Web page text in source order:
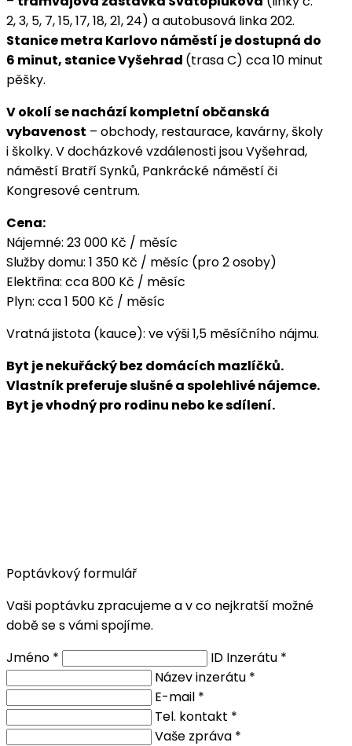
2, 3, 5, 7, 15, 17, 18, 21, 24) a autobusová linka 202.
Stanice metra Karlovo náměstí je dostupná do
6 minut, stanice Vyšehrad (trasa C) cca 10 minut
pěšky.
V okolí se nachází kompletní občanská
vybavenost – obchody, restaurace, kavárny, školy
i školky. V docházkové vzdálenosti jsou Vyšehrad,
náměstí Bratří Synků, Pankrácké náměstí či
Kongresové centrum.
Cena:
Nájemné: 23 000 Kč / měsíc
Služby domu: 1 350 Kč / měsíc (pro 2 osoby)
Elektřina: cca 800 Kč / měsíc
Plyn: cca 1 500 Kč / měsíc
Vratná jistota (kauce): ve výši 1,5 měsíčního nájmu.
Byt je nekuřácký bez domácích mazlíčků.
Vlastník preferuje slušné a spolehlivé nájemce.
Byt je vhodný pro rodinu nebo ke sdílení.
Poptávkový formulář
Vaši poptávku zpracujeme a v co nejkratší možné
době se s vámi spojíme.
Jméno *
ID Inzerátu *
Název inzerátu *
E-mail *
Tel. kontakt *
Vaše zpráva *